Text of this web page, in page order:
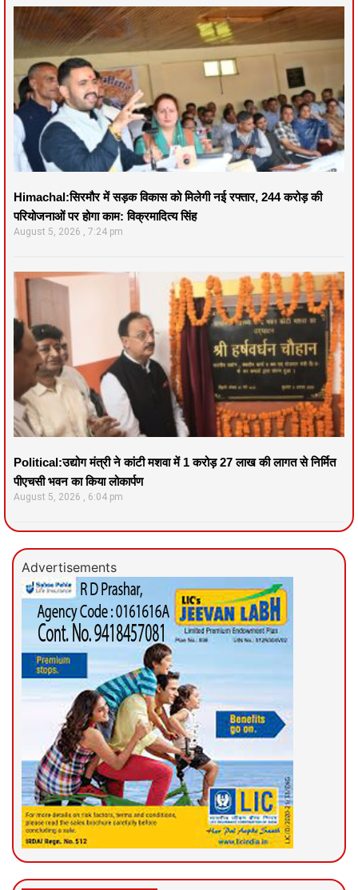
Himachal:सिरमौर में सड़क विकास को मिलेगी नई रफ्तार, 244 करोड़ की
परियोजनाओं पर होगा काम: विक्रमादित्य सिंह
August 5, 2026 7:24 pm
Political:उद्योग मंत्री ने कांटी मशवा में 1 करोड़ 27 लाख की लागत से निर्मित
पीएचसी भवन का किया लोकार्पण
August 5, 2026 6:04 pm
Advertisements